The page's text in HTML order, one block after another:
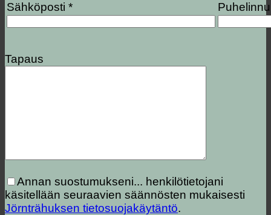
Sähköposti *
Tapaus
Annan suostumukseni... henkilötietojani
käsitellään seuraavien säännösten mukaisesti
Jörnträhuksen tietosuojakäytäntö.